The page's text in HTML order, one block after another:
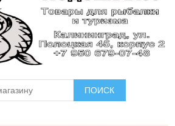
ПОИСК